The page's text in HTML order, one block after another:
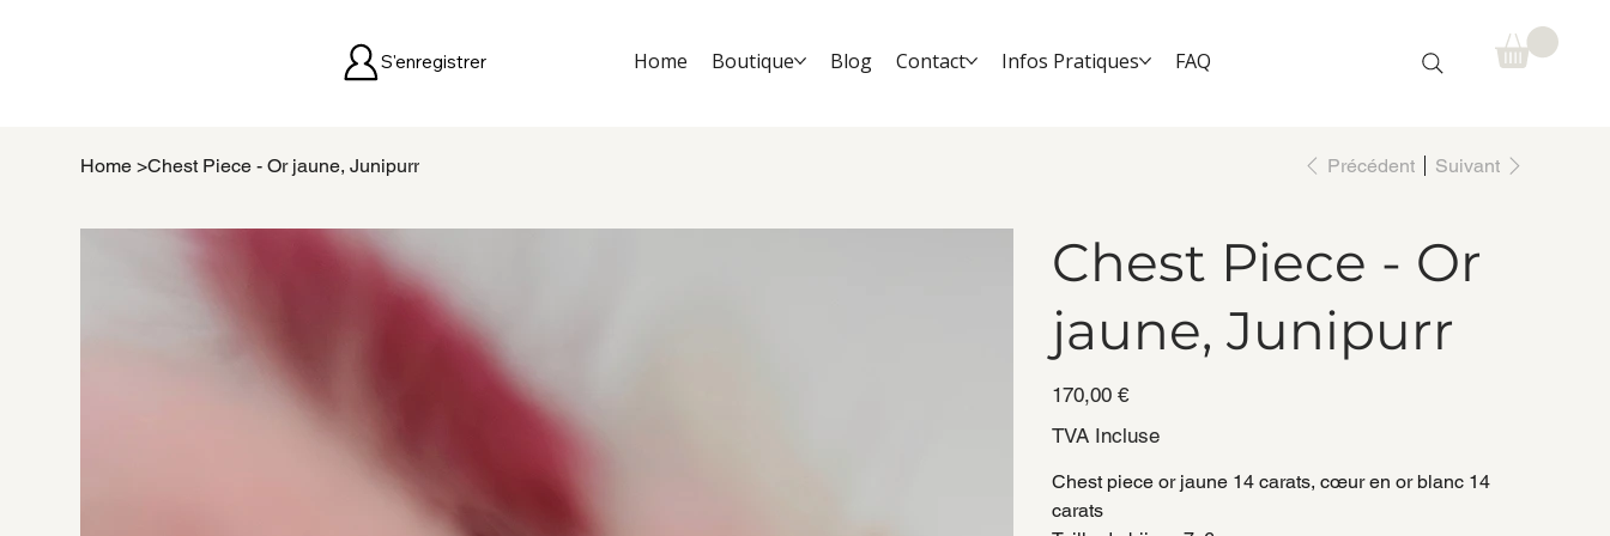
S'enregistrer Home Boutique Blog Contact Infos Pratiques FAQ
Home >Chest Piece - Or jaune, Junipurr Précédent Suivant
Chest Piece - Or
jaune, Junipurr
170,00 €
TVA Incluse
Chest piece or jaune 14 carats, cœur en or blanc 14
carats